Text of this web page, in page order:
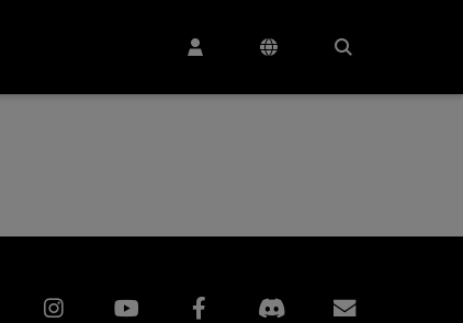
Instagram Facebook